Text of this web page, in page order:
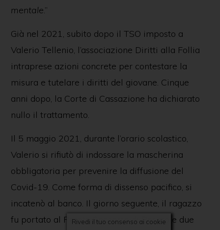
mentale.”
Già nel 2021, subito dopo il TSO imposto a
Valerio Tellenio, l’associazione Diritti alla Follia
intraprese azioni concrete per contestare la
misura e tutelare i diritti del giovane. Cinque
anni dopo, la Corte di Cassazione ha dichiarato
nullo il trattamento.
Il 5 maggio 2021, durante l’orario scolastico,
Valerio si rifiutò di indossare la mascherina
obbligatoria per prevenire la diffusione del
Covid-19. Come forma di dissenso pacifico, si
incatenò al banco. Il giorno seguente, il ragazzo
fu portato al Pronto Soccorso di Pesaro e due
SEGUICI SUI NOSTRI CANALI SOCIAL
Associazione diritti alla follia
Fondata il 25 luglio 2018 - dirittiallafollia@gmail.com
Copyright © 2026 * Tutti i diritti riservati
PRIVACY
&
Rivedi il tuo consenso ai cookie